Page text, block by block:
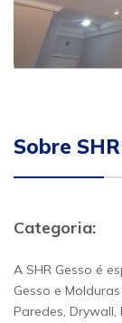
Sobre
Categoria:
A SHR Gesso é
Gesso e
Paredes, Drywall,